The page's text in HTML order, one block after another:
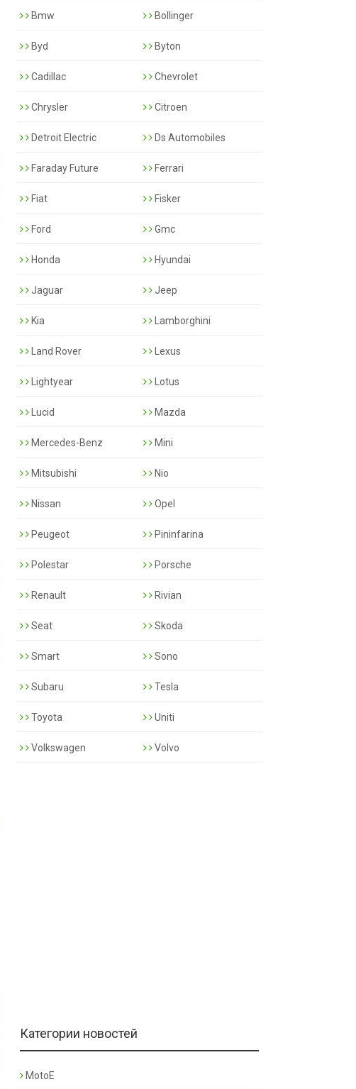
Bmw Bollinger
Byd Byton
Cadillac Chevrolet
Chrysler Citroen
Detroit Electric Ds Automobiles
Faraday Future Ferrari
Fiat Fisker
Ford Gmc
Honda Hyundai
Jaguar Jeep
Kia Lamborghini
Land Rover Lexus
Lightyear Lotus
Lucid Mazda
Mercedes-Benz Mini
Mitsubishi Nio
Nissan Opel
Peugeot Pininfarina
Polestar Porsche
Renault Rivian
Seat Skoda
Smart Sono
Subaru Tesla
Toyota Uniti
Volkswagen Volvo
Категории новостей
MotoE